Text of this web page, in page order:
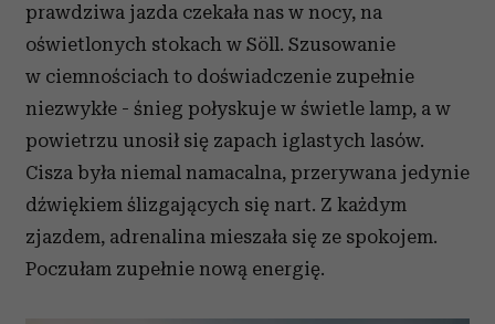
prawdziwa jazda czekała nas w nocy, na
oświetlonych stokach w Söll. Szusowanie
w ciemnościach to doświadczenie zupełnie
niezwykłe - śnieg połyskuje w świetle lamp, a w
powietrzu unosił się zapach iglastych lasów.
Cisza była niemal namacalna, przerywana jedynie
dźwiękiem ślizgających się nart. Z każdym
zjazdem, adrenalina mieszała się ze spokojem.
Poczułam zupełnie nową energię.